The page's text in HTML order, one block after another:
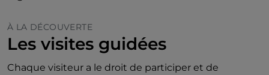
À LA DÉCOUVERTE
Les visites guidées
Chaque visiteur a le droit de participer et de